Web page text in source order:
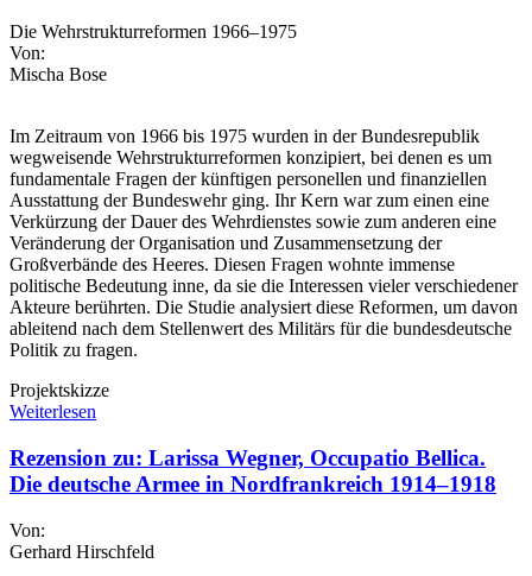
Die Wehrstrukturreformen 1966–1975
Von:
Mischa Bose
Im Zeitraum von 1966 bis 1975 wurden in der Bundesrepublik
wegweisende Wehrstrukturreformen konzipiert, bei denen es um
fundamentale Fragen der künftigen personellen und finanziellen
Ausstattung der Bundeswehr ging. Ihr Kern war zum einen eine
Verkürzung der Dauer des Wehrdienstes sowie zum anderen eine
Veränderung der Organisation und Zusammensetzung der
Großverbände des Heeres. Diesen Fragen wohnte immense
politische Bedeutung inne, da sie die Interessen vieler verschiedener
Akteure berührten. Die Studie analysiert diese Reformen, um davon
ableitend nach dem Stellenwert des Militärs für die bundesdeutsche
Politik zu fragen.
Projektskizze
Weiterlesen
Rezension zu: Larissa Wegner, Occupatio Bellica.
Die deutsche Armee in Nordfrankreich 1914–1918
Von:
Gerhard Hirschfeld